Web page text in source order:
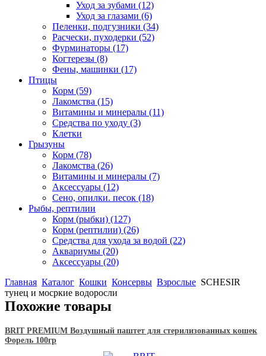
Уход за зубами (12)
Уход за глазами (6)
Пеленки, подгузники (34)
Расчески, пуходерки (52)
Фурминаторы (17)
Когтерезы (8)
Фены, машинки (17)
Птицы
Корм (59)
Лакомства (15)
Витамины и минералы (11)
Средства по уходу (3)
Клетки
Грызуны
Корм (78)
Лакомства (26)
Витамины и минералы (7)
Аксессуары (12)
Сено, опилки. песок (18)
Рыбы, рептилии
Корм (рыбки) (127)
Корм (рептилии) (26)
Средства для ухода за водой (22)
Аквариумы (20)
Аксессуары (20)
Главная Каталог Кошки Консервы Взрослые SCHESIR
тунец и мосркие водоросли
Похожие товары
BRIT PREMIUM Воздушный паштет для стерилизованных кошек
Форель 100гр